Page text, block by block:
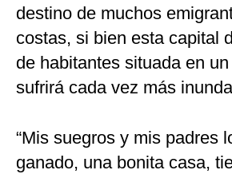
destino de muchos
costas, si bien esta capital
de habitantes situada en
sufrirá cada vez más
“Mis suegros y mis padres
ganado, una bonita casa,